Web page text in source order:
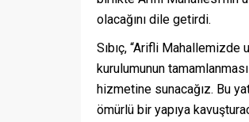
olacağını dile getirdi.
Sıbıç, “Arifli Mahallemizde
kurulumunun
hizmetine sunacağız. Bu
ömürlü bir yapıya